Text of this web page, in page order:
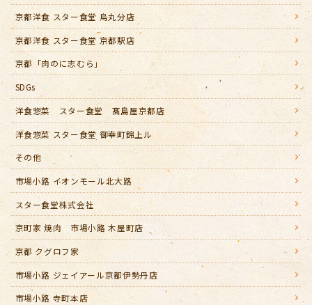
京都洋食 スター食堂 烏丸分店
京都洋食 スター食堂 京都駅店
京都「肉のに志むら」
SDGs
洋食惣菜 スター食堂 髙島屋京都店
洋食惣菜 スター食堂 御幸町錦上ル
その他
市場小路 イオンモール北大路
スター食堂株式会社
京町家 焼肉 市場小路 木屋町店
京都 クグロフ家
市場小路 ジェイアール京都伊勢丹店
市場小路 寺町本店